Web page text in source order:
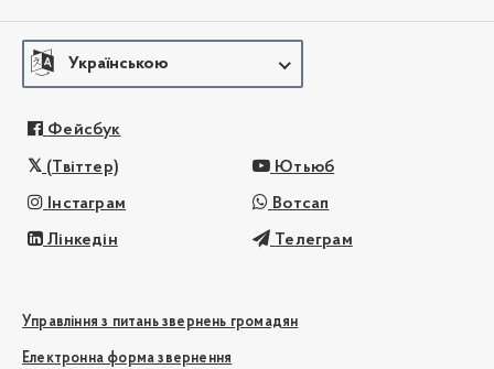
Українською
Фейсбук
(Твіттер) Ютьюб
Інстаграм Вотсап
Лінкедін Телеграм
Управління з питань звернень громадян
Електронна форма звернення